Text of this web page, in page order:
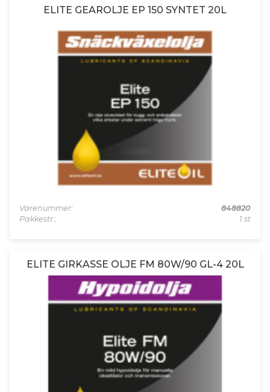
ELITE GEAROLJE EP 150 SYNTET 20L
Varenummer:
848820
Pakkestr.:
1 st
ELITE GIRKASSE OLJE FM 80W/90 GL-4 20L